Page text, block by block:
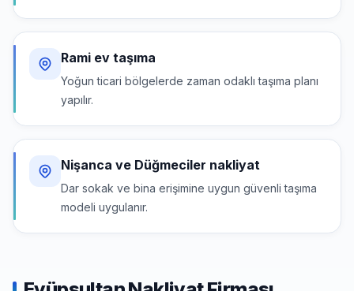
Rami ev taşıma
Yoğun ticari bölgelerde zaman odaklı taşıma planı
yapılır.
Nişanca ve Düğmeciler nakliyat
Dar sokak ve bina erişimine uygun güvenli taşıma
modeli uygulanır.